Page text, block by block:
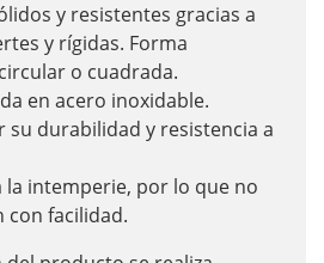
y resistentes gracias a
y rígidas. Forma
o cuadrada.
en acero inoxidable.
su durabilidad y resistencia a
la intemperie, por lo que no
con facilidad.